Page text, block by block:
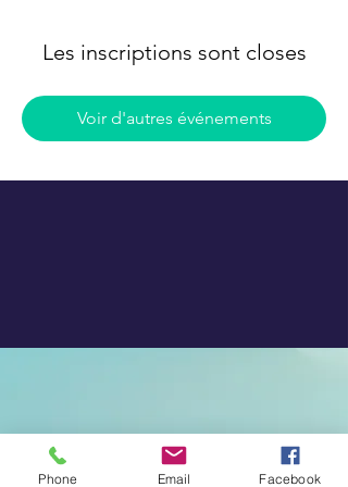
Les inscriptions sont closes
Voir d'autres événements
Phone Email Facebook